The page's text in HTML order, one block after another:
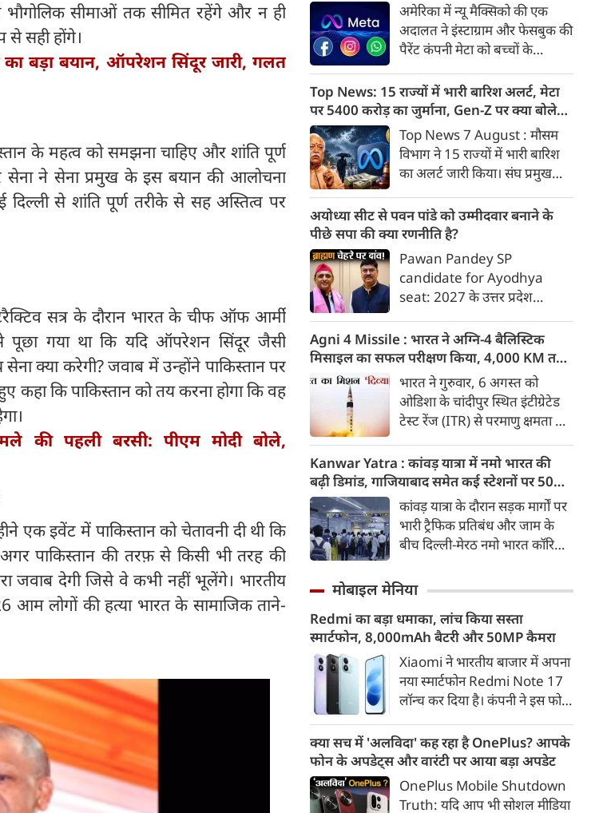
भौगोलिक सीमाओं तक सीमित रहेंगे और न ही
सही होंगे।
का बड़ा बयान, ऑपरेशन सिंदूर जारी, गलत
के महत्व को समझना चाहिए और शांति पूर्ण
सेना ने सेना प्रमुख के इस बयान की आलोचना
से शांति पूर्ण तरीके से सह अस्तित्व पर
सत्र के दौरान भारत के चीफ ऑफ आर्मी
पूछा गया था कि यदि ऑपरेशन सिंदूर जैसी
सेना क्या करेगी? जवाब में उन्होंने पाकिस्तान पर
कि पाकिस्तान को तय करना होगा कि वह
की पहली बरसी: पीएम मोदी बोले,
एक इवेंट में पाकिस्तान को चेतावनी दी थी कि
पाकिस्तान की तरफ़ से किसी भी तरह की
जवाब देगी जिसे वे कभी नहीं भूलेंगे। भारतीय
आम लोगों की हत्या भारत के सामाजिक ताने-
अमेरिका में न्यू मैक्सिको की एक
अदालत ने इंस्टाग्राम और फेसबुक की
पैरेंट कंपनी मेटा को बच्चों के
मामलों में 567 मिलियन डॉलर
भुगतान करने का आदेश दिया है।
Top News: 15 राज्यों में भारी बारिश अलर्ट, मेटा
पर 5400 करोड़ का जुर्माना, Gen-Z पर क्या बोले
मोहन भागवत
Top News 7 August : मौसम
विभाग ने 15 राज्यों में भारी बारिश
का अलर्ट जारी किया। संघ प्रमुख
ईमानदार और देशभक्त बताया।
अग्नि4 मिसाइल का सफल परीक्षण।
दिल्ली-मेरठ एक्सप्रेसवे पर आज से
सिर्फ डाक कांवड़ को एंट्री मिलेगी।
अमेरिकी अदालत ने मेटा पर 5400
करोड़ का जुर्माना लगाया। 7 अगस्त
की बड़ी खबरें :
अयोध्या सीट से पवन पांडे को उम्मीदवार बनाने के
पीछे सपा की क्या रणनीति है?
Pawan Pandey SP
candidate for Ayodhya
seat: 2027 के उत्तर प्रदेश
पार्टी (सपा) के राष्ट्रीय अध्यक्ष
अखिलेश यादव द्वारा अयोध्या
विधानसभा सीट से पूर्व मंत्री तेज
नारायण उर्फ पवन पांडे को उम्मीदवार
बनाने के पीछे बहुआयामी रणनीतिक
और मनोवैज्ञानिक सोच काम कर रही
है।
Agni 4 Missile : भारत ने अग्नि-4 बैलिस्टिक
मिसाइल का सफल परीक्षण किया, 4,000 KM तक
मारक क्षमता
भारत ने गुरुवार, 6 अगस्त को
ओडिशा के चांदीपुर स्थित इंटीग्रेटेड
टेस्ट रेंज (ITR) से परमाणु क्षमता से
मिसाइल अग्नि-4 का सफल परीक्षण
किया। रक्षा मंत्रालय के मुताबिक, यह
परीक्षण स्ट्रैटेजिक फोर्सेज कमांड
(SFC) और रक्षा अनुसंधान एवं
विकास संगठन (DRDO) की ओर से
किया गया।
Kanwar Yatra : कांवड़ यात्रा में नमो भारत की
बढ़ी डिमांड, गाजियाबाद समेत कई स्टेशनों पर 50%
तक बढ़ी यात्रियों की संख्याकांवड़ यात्रा के दौरान सड़क मार्गों पर
भारी ट्रैफिक प्रतिबंध और जाम के
बीच दिल्ली-मेरठ नमो भारत कॉरिडोर
परिवहन विकल्प बनकर उभरा है।
सफर के चलते कॉरिडोर के कई
स्टेशनों पर यात्रियों की संख्या में 40
से 50 प्रतिशत तक बढ़ गई है।
मोबाइल मेनिया
Redmi का बड़ा धमाका, लांच किया सस्ता
स्मार्टफोन, 8,000mAh बैटरी और 50MP कैमरा
Xiaomi ने भारतीय बाजार में अपना
नया स्मार्टफोन Redmi Note 17
लॉन्च कर दिया है। कंपनी ने इस फोन
डिस्प्ले, 8,000mAh की बड़ी बैटरी
और Qualcomm Snapdragon
चिपसेट के साथ पेश किया है। फोन में
50MP का मेन कैमरा दिया गया है।
क्या सच में 'अलविदा' कह रहा है OnePlus? आपके
फोन के अपडेट्स और वारंटी पर आया बड़ा अपडेट
OnePlus Mobile Shutdown
Truth: यदि आप भी सोशल मीडिया